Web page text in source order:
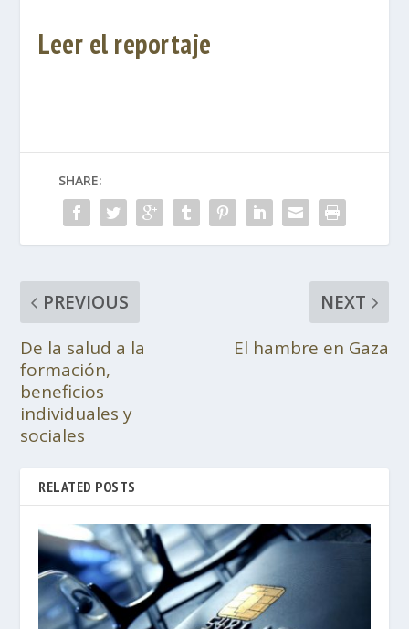
Leer el reportaje
SHARE:
PREVIOUS
De la salud a la
formación,
beneficios
individuales y
sociales
NEXT
El hambre en Gaza
RELATED POSTS